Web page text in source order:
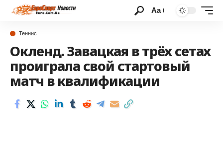
Аа
Теннис
Окленд. Завацкая в трёх сетах
проиграла свой стартовый
матч в квалификации